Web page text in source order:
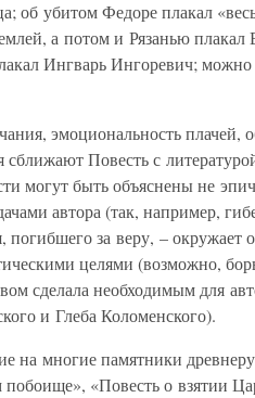
об убитом Федоре плакал
а потом и Рязанью
Ингварь Ингоревич; можно
эмоциональность
сближают Повесть с
могут быть объяснены не
автора (так, например,
погибшего за веру, – окружает
целями (возможно,
сделала необходимым для
и Глеба Коломенского).
на многие памятники
«Повесть о взятии